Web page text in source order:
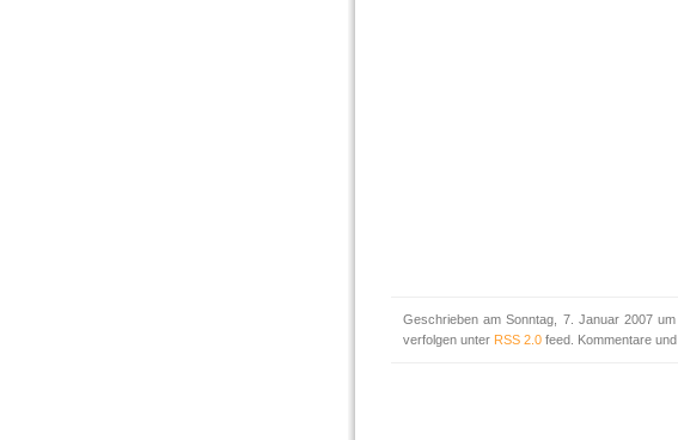
Geschrieben am Sonntag, 7. Januar 2007
verfolgen unter RSS 2.0feed. Kommentare